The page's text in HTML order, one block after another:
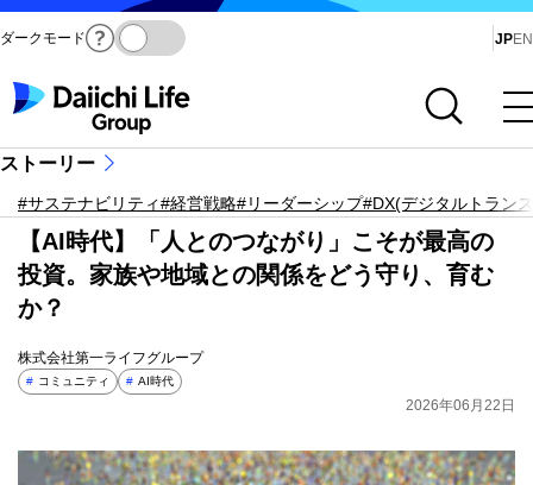
ダークモード JPEN
サイト内検索を開く
メインメニューを開く
ストーリー
#サステナビリティ#経営戦略#リーダーシップ#DX(デジタルトラン
【AI時代】「人とのつながり」こそが最高の
投資。家族や地域との関係をどう守り、育む
か？
株式会社第一ライフグループ
# コミュニティ # AI時代
2026年06月22日